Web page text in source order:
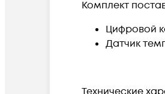
Комплект
Цифровой
Датчик